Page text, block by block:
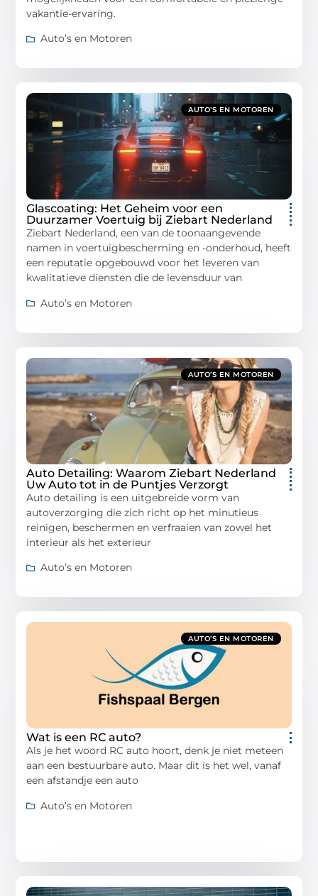
vakantie-ervaring.
Auto’s en Motoren
AUTO’S EN MOTOREN
Glascoating: Het Geheim voor een
Duurzamer Voertuig bij Ziebart Nederland
Ziebart Nederland, een van de toonaangevende
namen in voertuigbescherming en -onderhoud, heeft
een reputatie opgebouwd voor het leveren van
kwalitatieve diensten die de levensduur van
Auto’s en Motoren
AUTO’S EN MOTOREN
Auto Detailing: Waarom Ziebart Nederland
Uw Auto tot in de Puntjes Verzorgt
Auto detailing is een uitgebreide vorm van
autoverzorging die zich richt op het minutieus
reinigen, beschermen en verfraaien van zowel het
interieur als het exterieur
Auto’s en Motoren
AUTO’S EN MOTOREN
Wat is een RC auto?
Als je het woord RC auto hoort, denk je niet meteen
aan een bestuurbare auto. Maar dit is het wel, vanaf
een afstandje een auto
Auto’s en Motoren